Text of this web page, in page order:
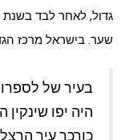
גדול, לאחר לבד
שער. בישראל מרכז
בעיר של
היה יפו
כורכר עיר